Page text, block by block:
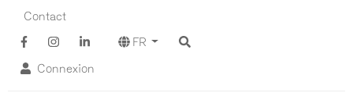
Contact
FR
Connexion